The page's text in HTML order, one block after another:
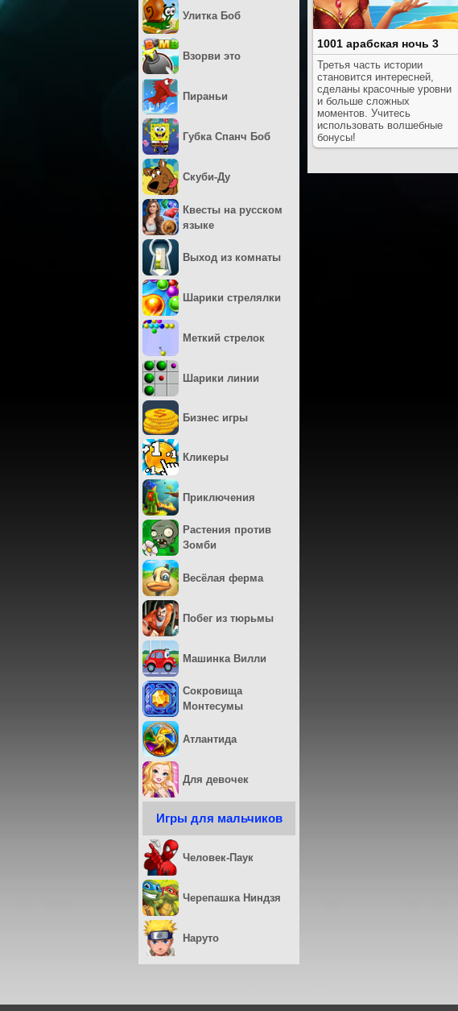
1001 арабская ночь 3
Третья часть истории
становится интересней,
сделаны красочные уровни
и больше сложных
моментов. Учитесь
использовать волшебные
бонусы!
Улитка Боб
Взорви это
Пираньи
Губка Спанч Боб
Скуби-Ду
Квесты на русском
языке
Выход из комнаты
Шарики стрелялки
Меткий стрелок
Шарики линии
Бизнес игры
Кликеры
Приключения
Растения против
Зомби
Весёлая ферма
Побег из тюрьмы
Машинка Вилли
Сокровища
Монтесумы
Атлантида
Для девочек
Игры для мальчиков
Человек-Паук
Черепашка Ниндзя
Наруто